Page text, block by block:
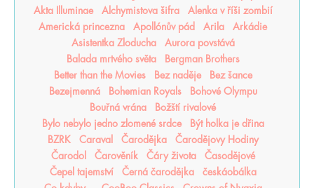
Akta Illuminae
Alchymistova šifra
Alenka v říši zombií
Americká princezna
Apollónův pád Arila
Arkádie
Asistentka Zloducha
Aurora povstává
Balada mrtvého světa
Bergman Brothers
Better than the Movies
Bez naděje
Bez šance
Bezejmenná
Bohemian Royals
Bohové Olympu
Bouřná vrána
Božští rivalové
Bylo nebylo jedno zlomené srdce
Být holka je dřina
BZRK
Caraval Čarodějka
Čarodějovy Hodiny
Čarodol
Čarověník Čáry života
Časodějové
Čepel tajemství
Černá čarodějka
českáobálka